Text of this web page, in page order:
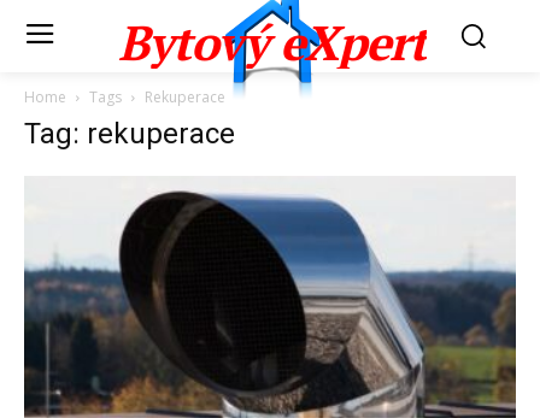
Bytový eXpert
Home Tags Rekuperace
Tag: rekuperace